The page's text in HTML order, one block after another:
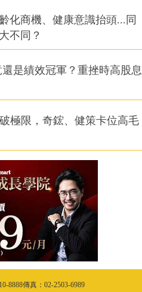
化商機、健康意識抬頭...同
不同？
是績效冠軍？重挫時高股息
極限，奇鋐、健策卡位高毛
8888傳真：02-2503-6989